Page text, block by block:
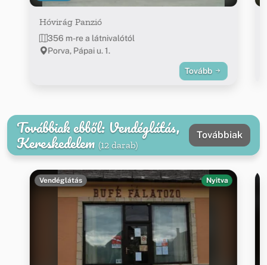
Hóvirág Panzió
356 m-re a látnivalótól
Porva, Pápai u. 1.
Tovább
Továbbiak ebből: Vendéglátás,
Kereskedelem (12 darab)
Továbbiak
Vendéglátás Nyitva